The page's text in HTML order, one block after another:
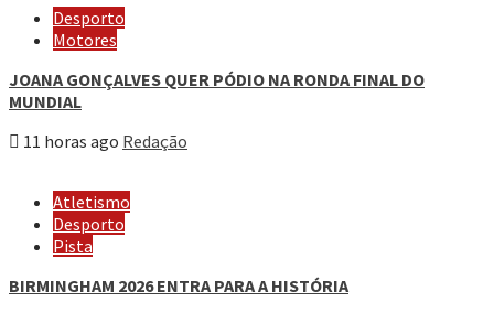
Desporto
Motores
JOANA GONÇALVES QUER PÓDIO NA RONDA FINAL DO
MUNDIAL
11 horas ago Redação
Atletismo
Desporto
Pista
BIRMINGHAM 2026 ENTRA PARA A HISTÓRIA